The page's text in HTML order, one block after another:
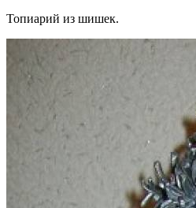
Топиарий из шишек.